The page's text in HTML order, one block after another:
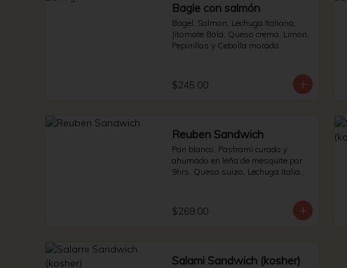
Bagle con salmón
Bagel, Salmon, Lechuga Italiana,
Jitomate Bola, Queso crema, Limon,
Pepinillos y Cebolla morada.
$245.00
Reuben Sandwich
Pan blanco, Pastrami curado y
ahumado en leña de mesquite por
9hrs, Queso suizo, Lechuga italiana
$269.00
Salami Sandwich (kosher)